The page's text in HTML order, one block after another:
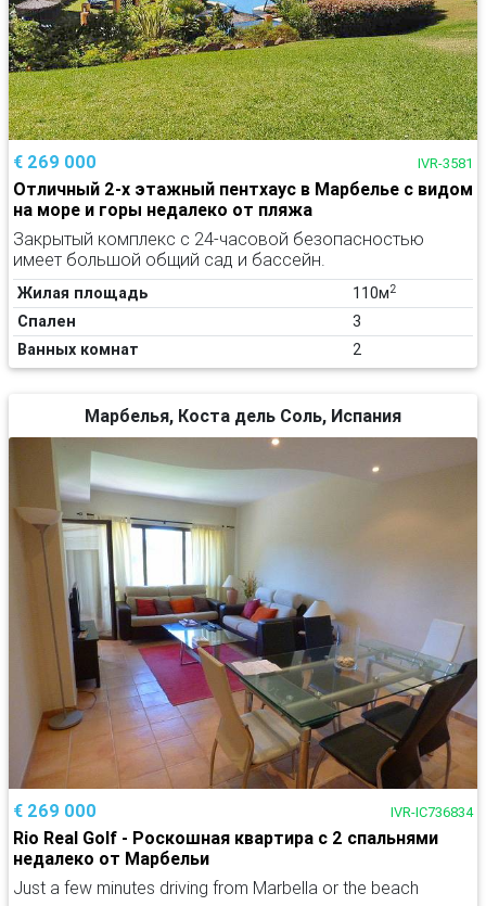
€ 269 000 IVR-3581
Отличный 2-х этажный пентхаус в Марбелье с видом
на море и горы недалеко от пляжа
Закрытый комплекс с 24-часовой безопасностью
имеет большой общий сад и бассейн.
Жилая площадь 110м2
Спален
3
Ванных комнат
2
Марбелья, Коста дель Соль, Испания
€ 269 000 IVR-IC736834
Rio Real Golf - Роскошная квартира с 2 спальнями
недалеко от Марбельи
Just a few minutes driving from Marbella or the beach